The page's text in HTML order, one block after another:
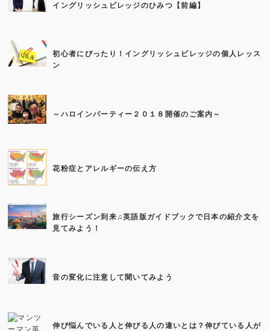
イングリッシュビレッジのひみつ【前編】
初心者にぴったり！イングリッシュビレッジの個人レッス
ン
～ハロインパーティー２０１８開催のご案内～
花粉症とアレルギーの伝え方
旅行シーズン到来♫英語版ガイドブックで日本の紹介文を
見てみよう！
音の変化に注意して聞いてみよう
伸び悩んでいる人と伸びる人の違いとは？伸びている人が